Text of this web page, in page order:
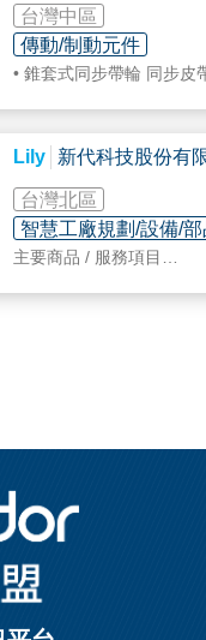
雙軸心式滑軌/模組滑台/鋁
台灣中區
傳動/制動元件
• 錐套式同步帶輪 同步皮
• 錐套式連接盤 / 過渡套
• 聯軸器 / 扭力限制器
• 鑄鋼錐套 ( 鋼套 ) / QD
• 標準型馬達導軌 (1/2HP
• 手輪 手柄 / 輸送帶 平面
• 減速機 / 齒輪箱
Lily 新代科技股份有
台灣北區
智慧工廠規劃/設備/部
主要商品 / 服務項目